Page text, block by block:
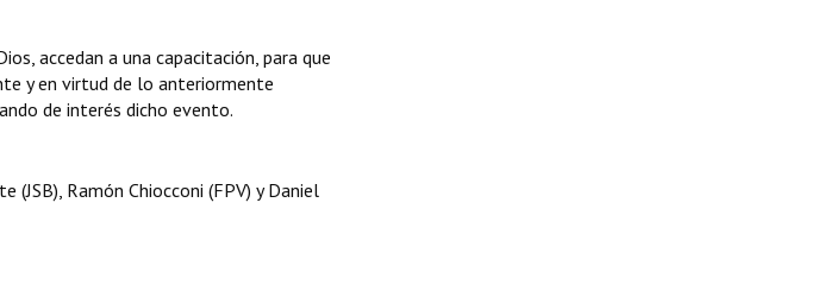
accedan a una capacitación, para que
y en virtud de lo anteriormente
de interés dicho evento.
Ramón Chiocconi (FPV) y Daniel